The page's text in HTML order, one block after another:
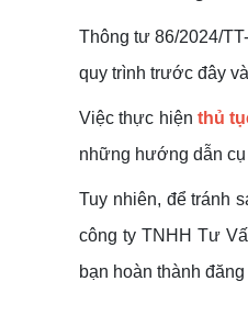
Thông tư 86/2024/
quy trình trước đây
Việc thực hiện thủ
những hướng dẫn
Tuy nhiên, để tránh
công ty TNHH Tư
bạn hoàn thành